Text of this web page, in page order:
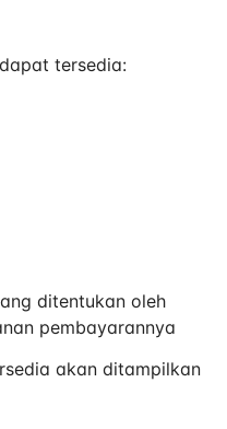
tersedia:
ditentukan oleh
pembayarannya
akan ditampilkan